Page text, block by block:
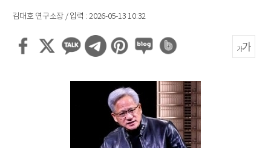
김대호 연구소장 / 입력 : 2026-05-13 10:32